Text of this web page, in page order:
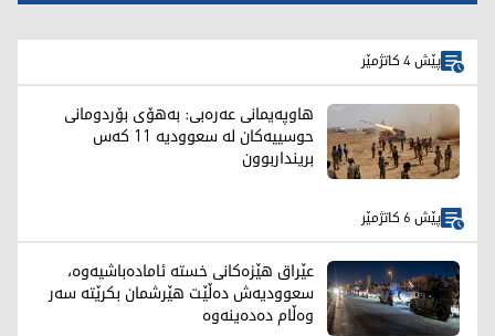
پێش 4 کاتژمێر
هاوپەیمانی عەرەبی: بەهۆی بۆردومانی
حوسییەکان لە سعوودیە 11 کەس
برینداربوون
پێش 6 کاتژمێر
عێراق هێزەکانی خستە ئامادەباشیەوە،
سعوودیەش دەڵێت هێرشمان بکرێتە سەر
وەڵام دەدەینەوە